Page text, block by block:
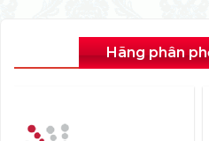
Hãng phân